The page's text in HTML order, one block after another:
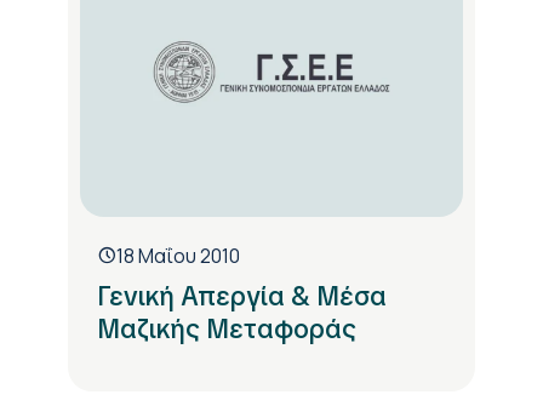
18 Μαΐου 2010
Γενική Απεργία & Μέσα
Μαζικής Μεταφοράς